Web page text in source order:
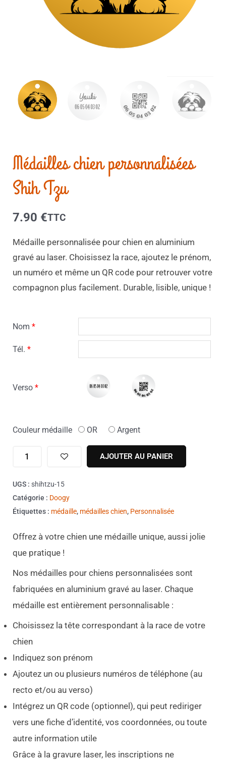
Médailles chien personnalisées
Shih Tzu
7.90 €TTC
Médaille personnalisée pour chien en aluminium
gravé au laser. Choisissez la race, ajoutez le prénom,
un numéro et même un QR code pour retrouver votre
compagnon plus facilement. Durable, lisible, unique !
Nom *
Tél. *
Verso *
Couleur médaille OR Argent
de
Shih
AJOUTER AU PANIER
UGS : shihtzu-15
Catégorie : Doogy
Étiquettes : médaille, médailles chien, Personnalisée
Offrez à votre chien une médaille unique, aussi jolie
que pratique !
Nos médailles pour chiens personnalisées sont
fabriquées en aluminium gravé au laser. Chaque
médaille est entièrement personnalisable :
Choisissez la tête correspondant à la race de votre
chien
Indiquez son prénom
Ajoutez un ou plusieurs numéros de téléphone (au
recto et/ou au verso)
Intégrez un QR code (optionnel), qui peut rediriger
vers une fiche d’identité, vos coordonnées, ou toute
autre information utile
Grâce à la gravure laser, les inscriptions ne